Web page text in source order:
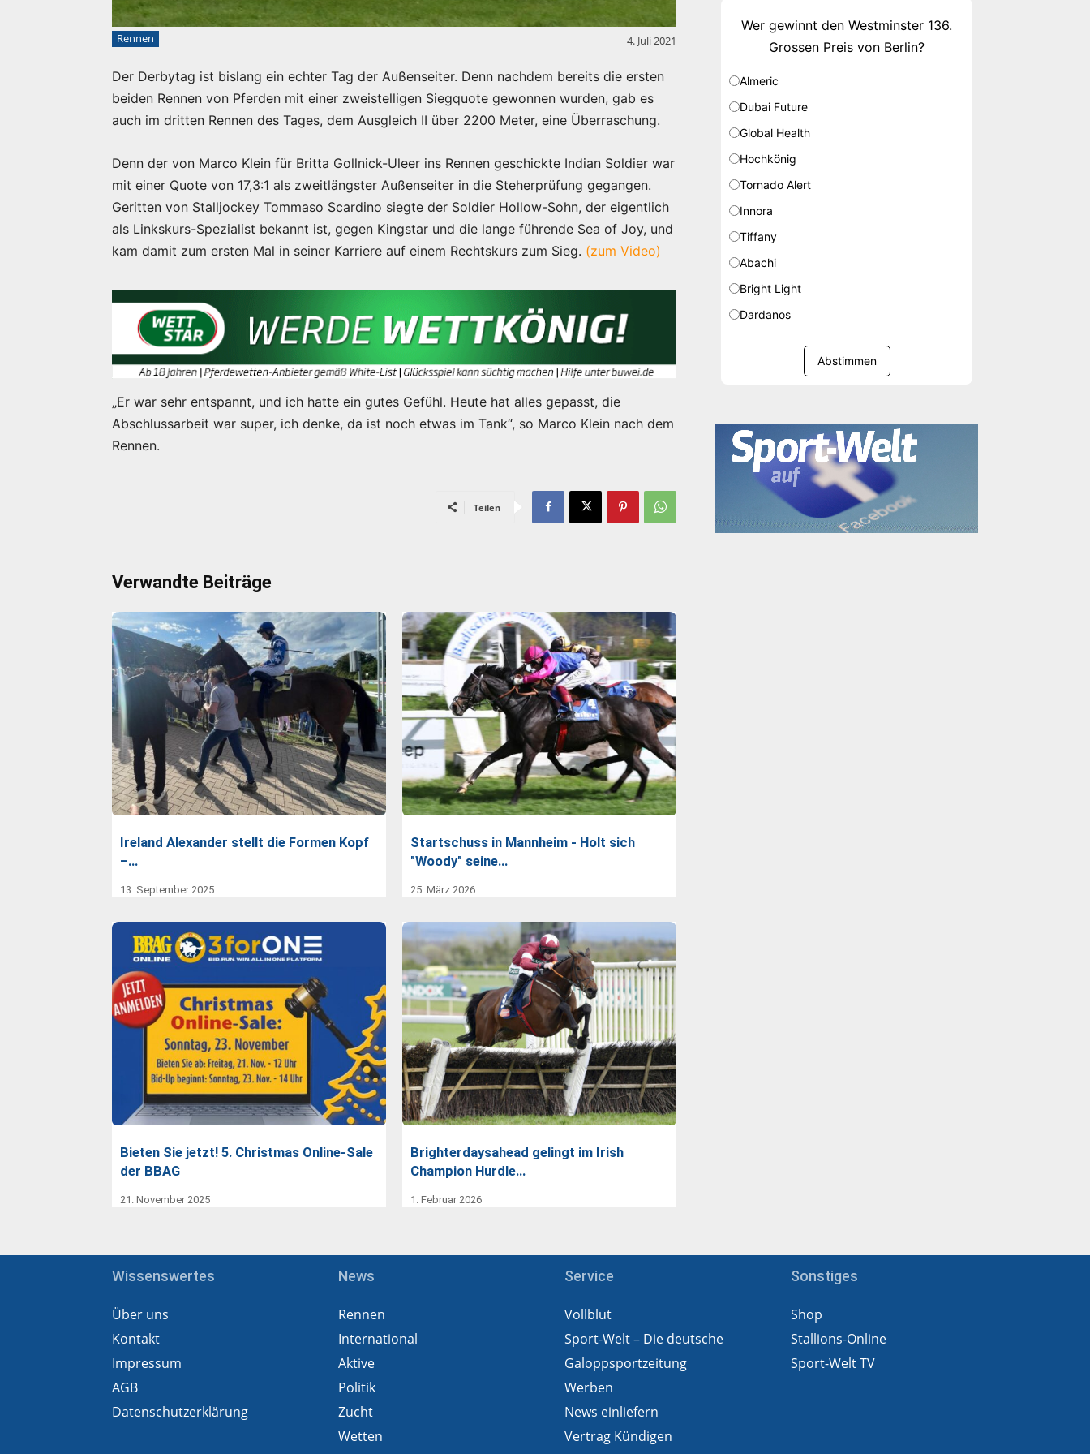
Rennen 4. Juli 2021
Der Derbytag ist bislang ein echter Tag der Außenseiter. Denn nachdem bereits die ersten
beiden Rennen von Pferden mit einer zweistelligen Siegquote gewonnen wurden, gab es
auch im dritten Rennen des Tages, dem Ausgleich II über 2200 Meter, eine Überraschung.
Denn der von Marco Klein für Britta Gollnick-Uleer ins Rennen geschickte Indian Soldier war
mit einer Quote von 17,3:1 als zweitlängster Außenseiter in die Steherprüfung gegangen.
Geritten von Stalljockey Tommaso Scardino siegte der Soldier Hollow-Sohn, der eigentlich
als Linkskurs-Spezialist bekannt ist, gegen Kingstar und die lange führende Sea of Joy, und
kam damit zum ersten Mal in seiner Karriere auf einem Rechtskurs zum Sieg. (zum Video)
„Er war sehr entspannt, und ich hatte ein gutes Gefühl. Heute hat alles gepasst, die
Abschlussarbeit war super, ich denke, da ist noch etwas im Tank“, so Marco Klein nach dem
Rennen.
Teilen
Verwandte Beiträge
Ireland Alexander stellt die Formen Kopf
–…
13. September 2025
Startschuss in Mannheim - Holt sich
"Woody" seine…
25. März 2026
Bieten Sie jetzt! 5. Christmas Online-Sale
der BBAG
21. November 2025
Brighterdaysahead gelingt im Irish
Champion Hurdle…
1. Februar 2026
Wer gewinnt den Westminster 136.
Grossen Preis von Berlin?
Almeric
Dubai Future
Global Health
Hochkönig
Tornado Alert
Innora
Tiffany
Abachi
Bright Light
Dardanos
Abstimmen
Wissenswertes
Über uns
Kontakt
Impressum
AGB
Datenschutzerklärung
News
Rennen
International
Aktive
Politik
Zucht
Wetten
Service
Vollblut
Sport-Welt – Die deutsche
Galoppsportzeitung
Werben
News einliefern
Vertrag Kündigen
Sonstiges
Shop
Stallions-Online
Sport-Welt TV